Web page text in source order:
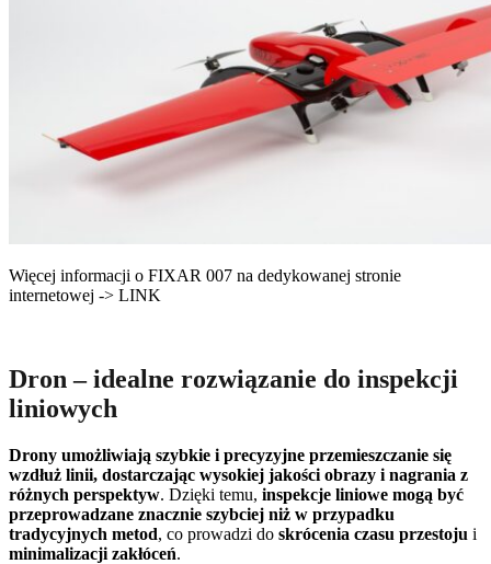
Więcej informacji o FIXAR 007 na dedykowanej stronie
internetowej -> LINK
Dron – idealne rozwiązanie do inspekcji
liniowych
Drony umożliwiają szybkie i precyzyjne przemieszczanie się
wzdłuż linii, dostarczając wysokiej jakości obrazy i nagrania z
różnych perspektyw. Dzięki temu, inspekcje liniowe mogą być
przeprowadzane znacznie szybciej niż w przypadku
tradycyjnych metod, co prowadzi do skrócenia czasu przestoju i
minimalizacji zakłóceń.